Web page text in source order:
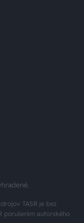
TASR je bez
porušením autorského